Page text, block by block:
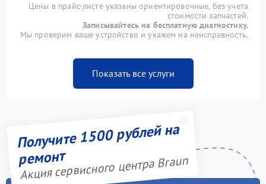
Цены в прайс-листе указаны ориентировочные, без учета
стоимости запчастей.
Записывайтесь на бесплатную диагностику.
Мы проверим ваше устройство и укажем на неисправность.
Показать все услуги
Получите 1500 рублей на
ремонт
Акция сервисного центра Braun